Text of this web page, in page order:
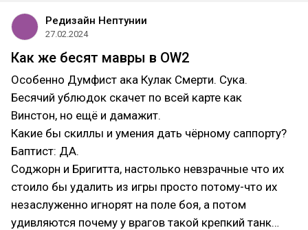
Редизайн Нептунии
27.02.2024
Как же бесят мавры в OW2
Особенно Думфист ака Кулак Смерти. Сука.
Бесячий ублюдок скачет по всей карте как
Винстон, но ещё и дамажит.
Какие бы скиллы и умения дать чёрному саппорту?
Баптист: ДА.
Соджорн и Бригитта, настолько невзрачные что их
стоило бы удалить из игры просто потому-что их
незаслуженно игнорят на поле боя, а потом
удивляются почему у врагов такой крепкий танк…